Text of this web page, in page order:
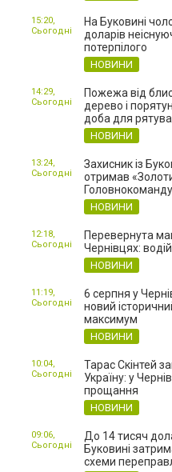
На Буковині
доларів
потерпілого
НОВИНИ
15:20,
Сьогодні
Пожежа від
дерево і
доба для
НОВИНИ
14:29,
Сьогодні
Захисник із
отримав
НОВИНИ
13:24,
Сьогодні
Перевернута
Чернівцях:
НОВИНИ
12:18,
Сьогодні
6 серпня у
новий
максимум
НОВИНИ
11:19,
Сьогодні
Тарас Скінтей
Україну: у
прощання
НОВИНИ
10:04,
Сьогодні
До 14 тисяч
Буковині
схеми
09:06,
Сьогодні